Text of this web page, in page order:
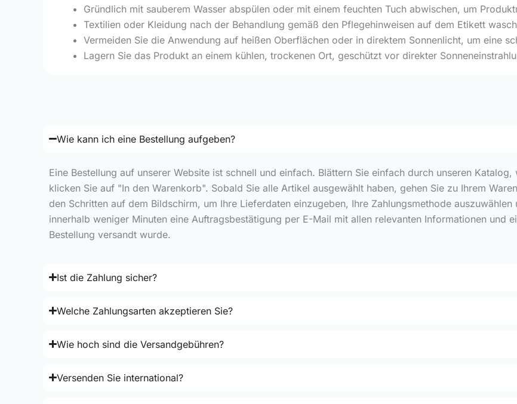
Gründlich mit sauberem Wasser abspülen oder mit einem feuchten Tuch abwischen, um
Textilien oder Kleidung nach der Behandlung gemäß den Pflegehinweisen auf dem Etikett
Vermeiden Sie die Anwendung auf heißen Oberflächen oder in direktem Sonnenlicht, um eine
Lagern Sie das Produkt an einem kühlen, trockenen Ort, geschützt vor direkter
Wie kann ich eine Bestellung aufgeben?
Eine Bestellung auf unserer Website ist schnell und einfach. Blättern Sie einfach durch unseren
klicken Sie auf "In den Warenkorb". Sobald Sie alle Artikel ausgewählt haben, gehen Sie zu Ihrem
den Schritten auf dem Bildschirm, um Ihre Lieferdaten einzugeben, Ihre Zahlungsmethode
innerhalb weniger Minuten eine Auftragsbestätigung per E-Mail mit allen relevanten Informationen und
Bestellung versandt wurde.
Ist die Zahlung sicher?
Welche Zahlungsarten akzeptieren Sie?
Wie hoch sind die Versandgebühren?
Versenden Sie international?